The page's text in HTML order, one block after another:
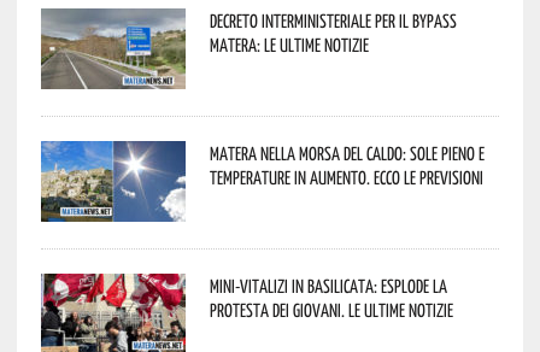
Decreto interministeriale per il Bypass
Matera: le ultime notizie
Matera nella morsa del caldo: sole pieno e
temperature in aumento. Ecco le previsioni
Mini-vitalizi in Basilicata: esplode la
protesta dei giovani. Le ultime notizie